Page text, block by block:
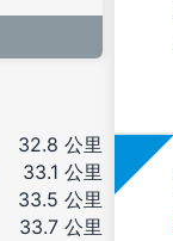
32.8 公里
33.1 公里
33.5 公里
33.7 公里